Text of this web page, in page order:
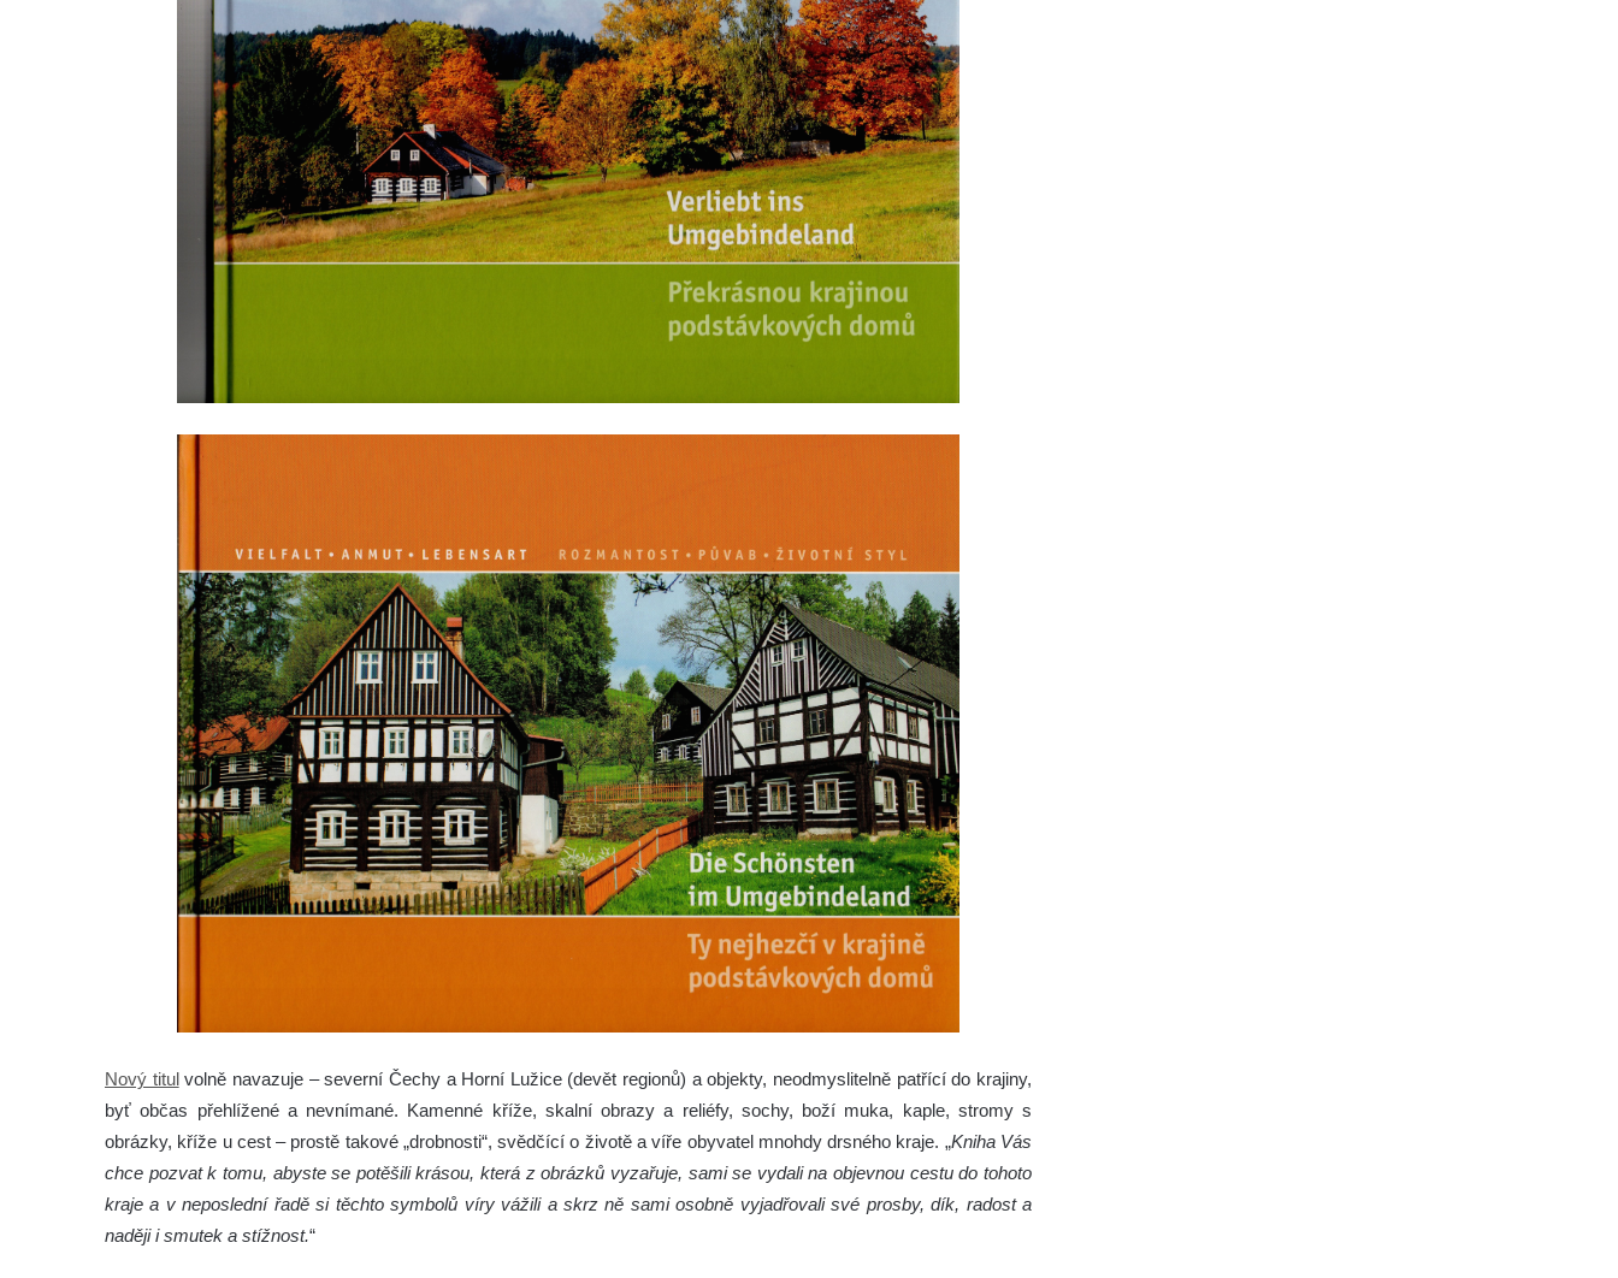
Nový titulvolně navazuje – severní Čechy a Horní Lužice (devět regionů) a objekty, neodmyslitelně patřící do krajiny,
byť občas přehlížené a nevnímané. Kamenné kříže, skalní obrazy a reliéfy, sochy, boží muka, kaple, stromy s
obrázky, kříže u cest – prostě takové „drobnosti“, svědčící o životě a víře obyvatel mnohdy drsného kraje. „Kniha Vás
chce pozvat k tomu, abyste se potěšili krásou, která z obrázků vyzařuje, sami se vydali na objevnou cestu do tohoto
kraje a v neposlední řadě si těchto symbolů víry vážili a skrz ně sami osobně vyjadřovali své prosby, dík, radost a
naději i smutek a stížnost.“